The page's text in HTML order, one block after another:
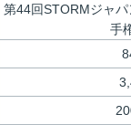
第44回STORMジャ
手